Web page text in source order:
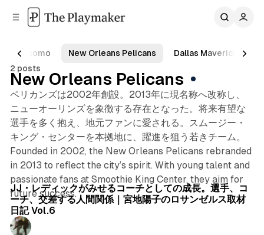
docomo New Orleans Pelicans Dallas Mavericks
2 posts
New Orleans Pelicans
ペリカンズは2002年創設。2013年に現名称へ改称し、
ニューオーリンズを象徴する存在となった。将来有望な
選手を多く抱え、地元ファンに愛される。スムージー・
キング・センターを本拠地に、躍進を狙う若きチーム。
Founded in 2002, the New Orleans Pelicans rebranded
in 2013 to reflect the city’s spirit. With young talent and
passionate fans at Smoothie King Center, they aim for
future success.
Posts
JJ・レディックがみせるコーチとしての成長。選手、コ
ーチ、交差する人間関係｜宮地陽子のロサンゼルス取材
日記 Vol.6